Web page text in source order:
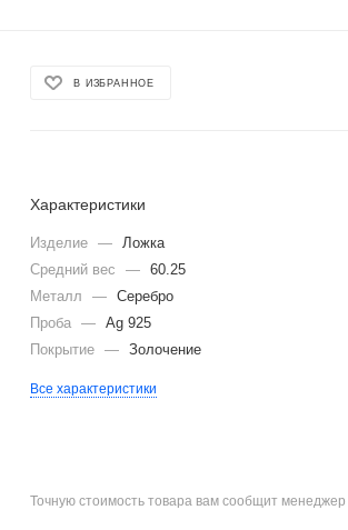
В ИЗБРАННОЕ
Характеристики
Изделие —
Ложка
Средний вес
—
60.25
Металл
—
Серебро
Проба
—
Ag 925
Покрытие
— Золочение
Все характеристики
Точную стоимость товара вам сообщит